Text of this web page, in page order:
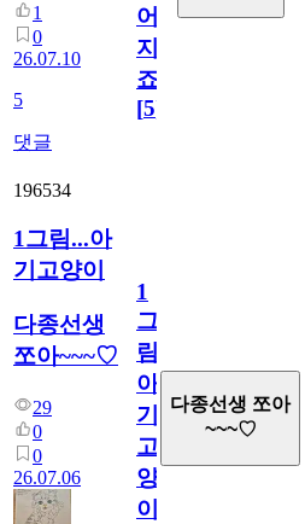
1
0
26.07.10
5
댓글
어
지
죠.?
[5]
196534
1그림...아
기고양이
다종선생
쪼아~~~♡
29
0
0
26.07.06
1
그
림...
아
기
고
양
이
다종선생 쪼아
~~~♡